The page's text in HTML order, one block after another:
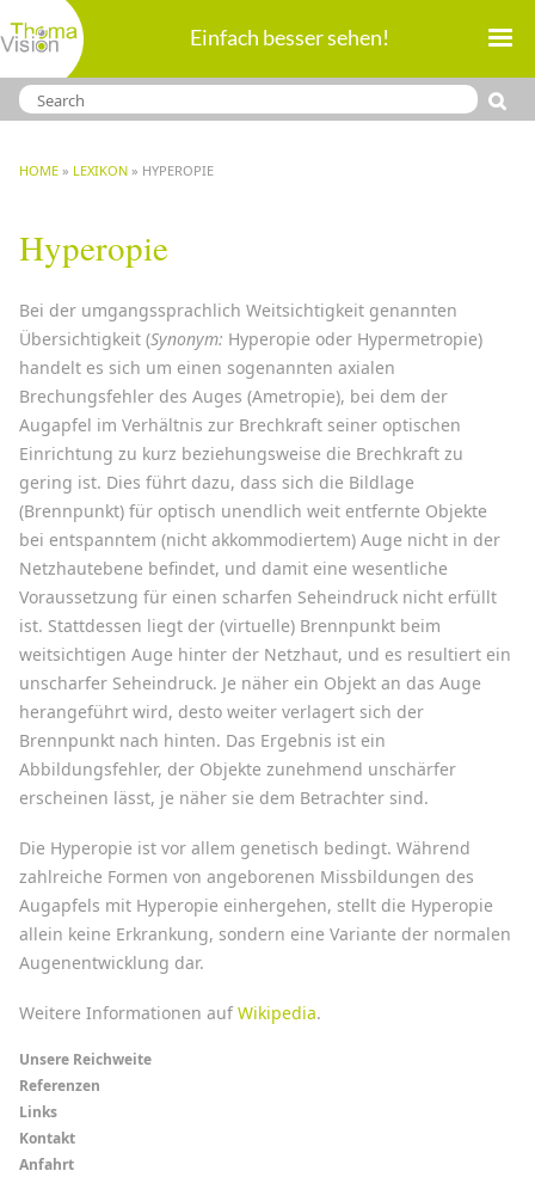
Direkt
zum
Inhalt
Einfach besser sehen!
BREADCRUMB
HOME LEXIKON HYPEROPIE
Hyperopie
Bei der umgangssprachlich Weitsichtigkeit genannten
Übersichtigkeit (Synonym: Hyperopie oder Hypermetropie)
handelt es sich um einen sogenannten axialen
Brechungsfehler des Auges (Ametropie), bei dem der
Augapfel im Verhältnis zur Brechkraft seiner optischen
Einrichtung zu kurz beziehungsweise die Brechkraft zu
gering ist. Dies führt dazu, dass sich die Bildlage
(Brennpunkt) für optisch unendlich weit entfernte Objekte
bei entspanntem (nicht akkommodiertem) Auge nicht in der
Netzhautebene befindet, und damit eine wesentliche
Voraussetzung für einen scharfen Seheindruck nicht erfüllt
ist. Stattdessen liegt der (virtuelle) Brennpunkt beim
weitsichtigen Auge hinter der Netzhaut, und es resultiert ein
unscharfer Seheindruck. Je näher ein Objekt an das Auge
herangeführt wird, desto weiter verlagert sich der
Brennpunkt nach hinten. Das Ergebnis ist ein
Abbildungsfehler, der Objekte zunehmend unschärfer
erscheinen lässt, je näher sie dem Betrachter sind.
Die Hyperopie ist vor allem genetisch bedingt. Während
zahlreiche Formen von angeborenen Missbildungen des
Augapfels mit Hyperopie einhergehen, stellt die Hyperopie
allein keine Erkrankung, sondern eine Variante der normalen
Augenentwicklung dar.
Weitere Informationen aufWikipedia.
Menü
Links
Unsere Reichweite
Referenzen
Links
Kontakt
Anfahrt